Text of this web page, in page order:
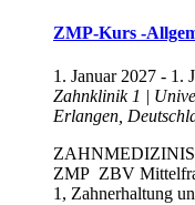
ZMP-Kurs -
1. Januar 2027 - 1.
Zahnklinik 1 |
Erlangen,
ZMP ZBV
1, Zahnerhaltung